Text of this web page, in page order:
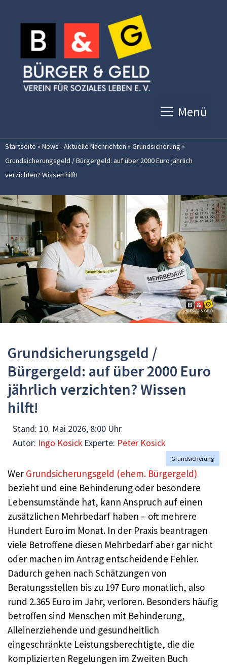
Inhalt
springen
Menü
Startseite » News - Aktuelle Nachrichten » Grundsicherung »
Grundsicherungsgeld / Bürgergeld: auf über 2000 Euro jährlich
verzichten? Wissen hilft!
Grundsicherungsgeld /
Bürgergeld: auf über 2000 Euro
jährlich verzichten? Wissen
hilft!
Stand: 10. Mai 2026, 8:00 Uhr
Autor: Ingo Kosick Experte: Peter Kosick
Grundsicherung
Wer Grundsicherungsgeld (ehem. Bürgergeld)
bezieht und eine Behinderung oder besondere
Lebensumstände hat, kann Anspruch auf einen
zusätzlichen Mehrbedarf haben – oft mehrere
Hundert Euro im Monat. In der Praxis beantragen
viele Betroffene diesen Mehrbedarf aber gar nicht
oder machen im Antrag entscheidende Fehler.
Dadurch gehen nach Schätzungen von
Beratungsstellen bis zu 197 Euro monatlich, also
rund 2.365 Euro im Jahr, verloren. Besonders häufig
betroffen sind Menschen mit Behinderung,
Alleinerziehende und gesundheitlich
eingeschränkte Leistungsberechtigte, die die
komplizierten Regelungen im Zweiten Buch